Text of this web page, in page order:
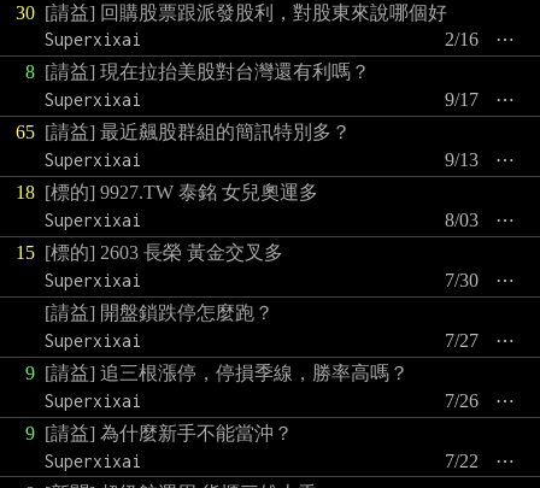
30 [請益] 回購股票跟派發股利，對股東來說哪個好
Superxixai
⋯
2/16
8 [請益] 現在拉抬美股對台灣還有利嗎？
Superxixai
⋯
9/17
65 [請益] 最近飆股群組的簡訊特別多？
Superxixai
⋯
9/13
18 [標的] 9927.TW 泰銘 女兒奧運多
Superxixai
⋯
8/03
15 [標的] 2603 長榮 黃金交叉多
Superxixai
⋯
7/30
[請益] 開盤鎖跌停怎麼跑？
Superxixai
⋯
7/27
9 [請益] 追三根漲停，停損季線，勝率高嗎？
Superxixai
⋯
7/26
9 [請益] 為什麼新手不能當沖？
Superxixai
⋯
7/22